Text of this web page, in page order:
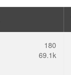
180
69.1k